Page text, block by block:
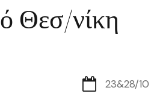
Θεσ/νίκη
23&28/10